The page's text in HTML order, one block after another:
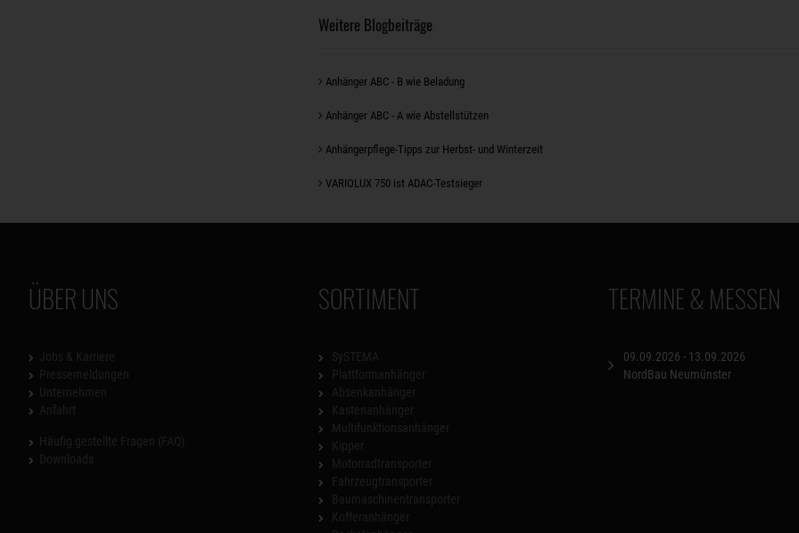
Weitere Blogbeiträge
Anhänger ABC - B wie Beladung
Anhänger ABC - A wie Abstellstützen
Anhängerpflege-Tipps zur Herbst- und Winterzeit
VARIOLUX 750 ist ADAC-Testsieger
ÜBER UNS SORTIMENT TERMINE & MESSEN
09.09.2026 - 13.09.2026
NordBau Neumünster